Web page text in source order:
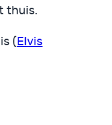
thuis.
( Elvis